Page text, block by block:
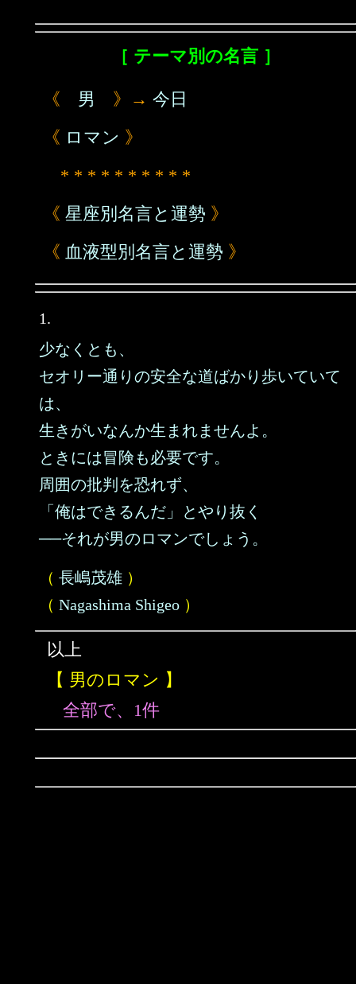
［ テーマ別の名言 ］
《 男 》→ 今日
《 ロマン 》
* * * * * * * * * *
《 星座別名言と運勢 》
《 血液型別名言と運勢 》
1.
少なくとも、
セオリー通りの安全な道ばかり歩いていて
は、
生きがいなんか生まれませんよ。
ときには冒険も必要です。
周囲の批判を恐れず、
「俺はできるんだ」とやり抜く
──それが男のロマンでしょう。
（ 長嶋茂雄 ）
（ Nagashima Shigeo ）
以上
【 男のロマン 】
全部で、1件